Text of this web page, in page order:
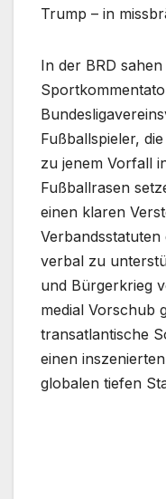
Trump – in
In der BRD
Fußballspieler,
zu jenem Vorfall
Fußballrasen
einen klaren
verbal zu
und Bürgerkrieg
medial Vorschub
transatlantische
einen
globalen tiefen